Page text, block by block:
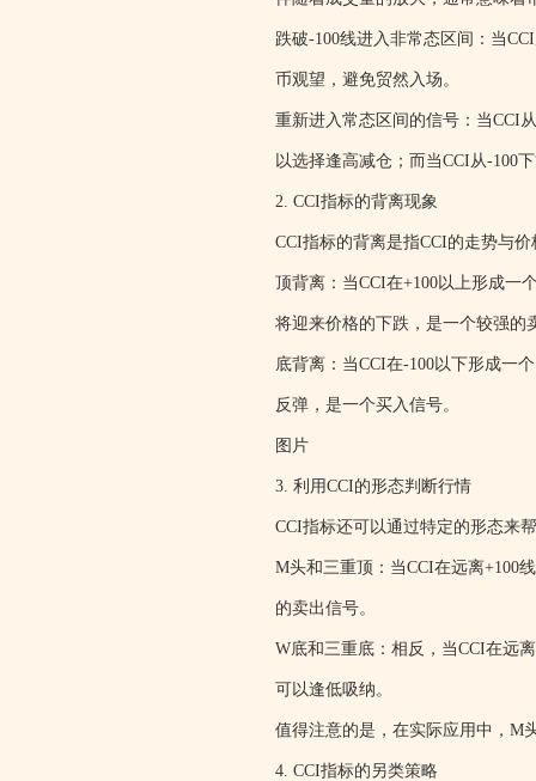
跌破-100线进入非常态区间：当
币观望，避免贸然入场。
重新进入常态区间的信号：当CCI
以选择逢高减仓；而当CCI从-100
2. CCI指标的背离现象
CCI指标的背离是指CCI的走势与
顶背离：当CCI在+100以上形成一
将迎来价格的下跌，是一个较强的
底背离：当CCI在-100以下形成一
反弹，是一个买入信号。
图片
3. 利用CCI的形态判断行情
CCI指标还可以通过特定的形态来
M头和三重顶：当CCI在远离+100
的卖出信号。
W底和三重底：相反，当CCI在远
可以逢低吸纳。
值得注意的是，在实际应用中，M
4. CCI指标的另类策略